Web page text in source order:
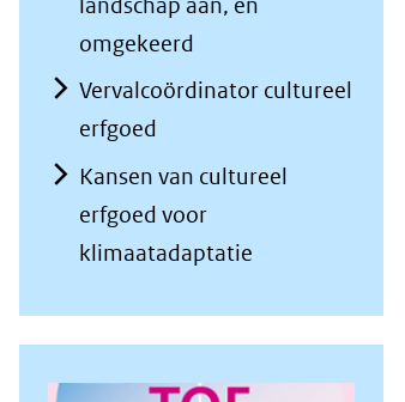
omgekeerd
Vervalcoördinator cultureel
erfgoed
Kansen van cultureel
erfgoed voor
klimaatadaptatie